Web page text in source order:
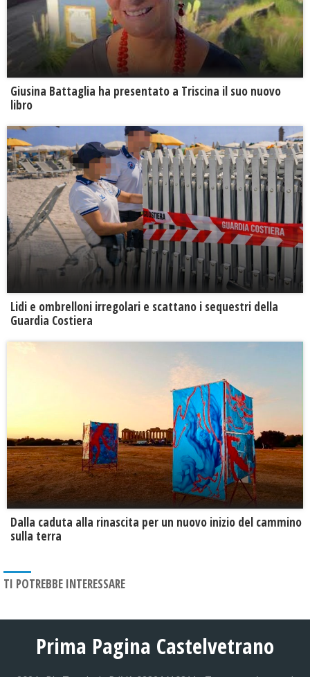
Giusina Battaglia ha presentato a Triscina il suo nuovo
libro
Lidi e ombrelloni irregolari e scattano i sequestri della
Guardia Costiera
Dalla caduta alla rinascita per un nuovo inizio del cammino
sulla terra
TI POTREBBE INTERESSARE
Prima Pagina Castelvetrano